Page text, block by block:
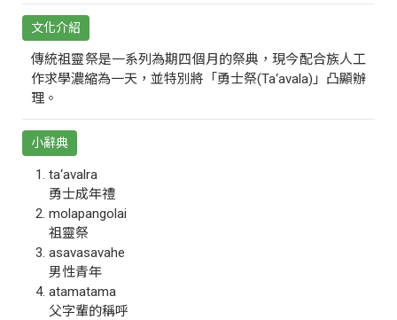
文化介紹
傳統祖靈祭是一系列為期四個月的祭典，現今配合族人工
作求學濃縮為一天，並特別將「勇士祭(Ta‘avala)」凸顯辦
理。
小辭典
ta‘avalra
勇士成年禮
molapangolai
祖靈祭
asavasavahe
男性青年
atamatama
父字輩的稱呼